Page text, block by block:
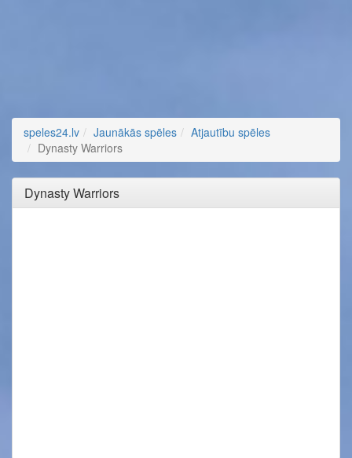
speles24.lv Jaunākās spēles
Atjautību spēles
Dynasty Warriors
Dynasty Warriors